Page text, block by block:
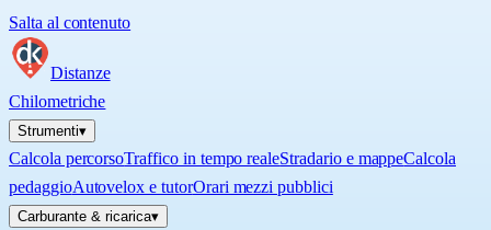
Salta al contenuto
Distanze
Chilometriche
Strumenti▾
Calcola percorsoTraffico in tempo realeStradario e mappeCalcola
pedaggioAutovelox e tutorOrari mezzi pubblici
Carburante & ricarica▾